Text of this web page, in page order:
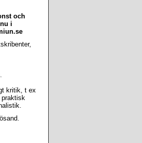
och
i
kritik, t ex
praktisk